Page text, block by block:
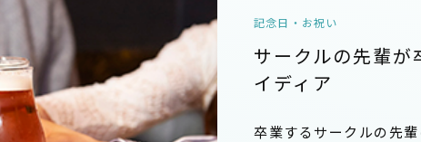
記念日・お祝い
サークルの先輩
イディア
卒業するサークルの先